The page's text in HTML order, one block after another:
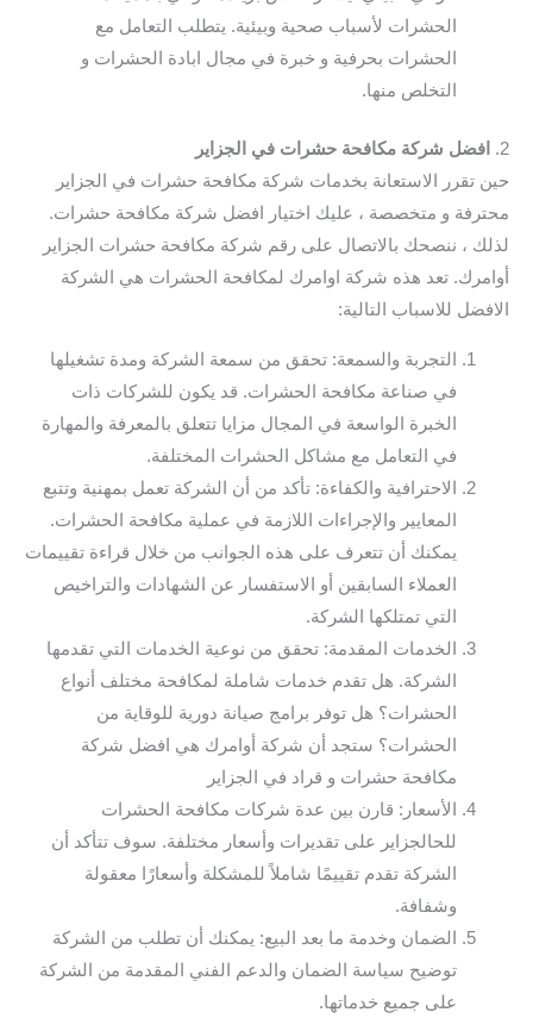
الحشرات لأسباب صحية وبيئية. يتطلب التعامل مع
الحشرات بحرفية و خبرة في مجال ابادة الحشرات و
التخلص منها.
2.
افضل شركة مكافحة حشرات في الجزاير
حين تقرر الاستعانة بخدمات شركة مكافحة حشرات في الجزاير
محترفة و متخصصة ، عليك اختيار افضل شركة مكافحة حشرات.
لذلك ، ننصحك بالاتصال على رقم شركة مكافحة حشرات الجزاير
أوامرك. تعد هذه شركة اوامرك لمكافحة الحشرات هي الشركة
الافضل للاسباب التالية:
التجربة والسمعة: تحقق من سمعة الشركة ومدة تشغيلها
في صناعة مكافحة الحشرات. قد يكون للشركات ذات
الخبرة الواسعة في المجال مزايا تتعلق بالمعرفة والمهارة
في التعامل مع مشاكل الحشرات المختلفة.
الاحترافية والكفاءة: تأكد من أن الشركة تعمل بمهنية وتتبع
المعايير والإجراءات اللازمة في عملية مكافحة الحشرات.
يمكنك أن تتعرف على هذه الجوانب من خلال قراءة تقييمات
العملاء السابقين أو الاستفسار عن الشهادات والتراخيص
التي تمتلكها الشركة.
الخدمات المقدمة: تحقق من نوعية الخدمات التي تقدمها
الشركة. هل تقدم خدمات شاملة لمكافحة مختلف أنواع
الحشرات؟ هل توفر برامج صيانة دورية للوقاية من
الحشرات؟ ستجد أن شركة أوامرك هي افضل شركة
مكافحة حشرات و قراد في الجزاير
الأسعار: قارن بين عدة شركات مكافحة الحشرات
للحالجزاير على تقديرات وأسعار مختلفة. سوف تتأكد أن
الشركة تقدم تقييمًا شاملاً للمشكلة وأسعارًا معقولة
وشفافة.
الضمان وخدمة ما بعد البيع: يمكنك أن تطلب من الشركة
توضيح سياسة الضمان والدعم الفني المقدمة من الشركة
على جميع خدماتها.